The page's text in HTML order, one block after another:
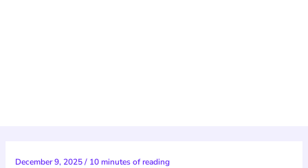
December 9, 2025/ 10 minutes of reading